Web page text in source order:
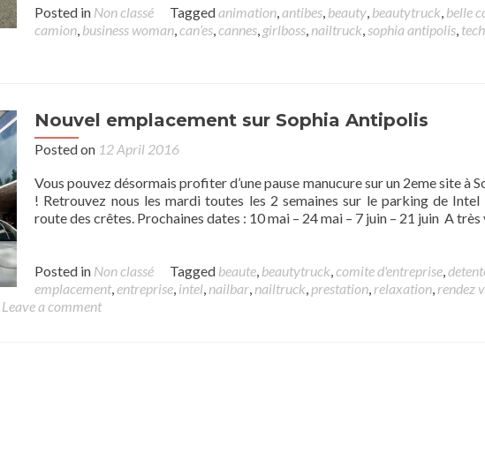
Posted in Non classé Taggedanimation,antibes, beauty, beautytruck, belle
camion, business woman,can’es,cannes, girlboss, nailtruck,sophia antipolis,
Nouvel emplacement sur Sophia Antipolis
Posted on 12 April 2016
Vous pouvez désormais profiter d’une pause manucure sur un 2eme site à
! Retrouvez nous les mardi toutes les 2 semaines sur le parking de
route des crêtes. Prochaines dates : 10 mai – 24 mai – 7 juin – 21 juin A
Posted in Non classé Tagged beaute, beautytruck,comite d'entreprise,
emplacement,entreprise, intel, nailbar, nailtruck, prestation, relaxation, rendez
Leave a comment